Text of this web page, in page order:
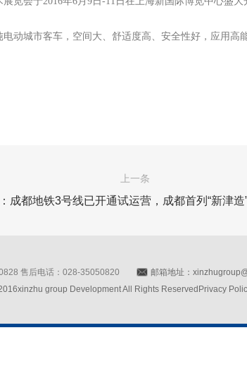
电动城市客车，空间大、舒适度高、安全性好，应用
上一条
成都地铁3号线已开通试运营，成都首列“新津造
售后电话：028-35050820 邮箱地址：
group Development All Rights ReservedPrivacy